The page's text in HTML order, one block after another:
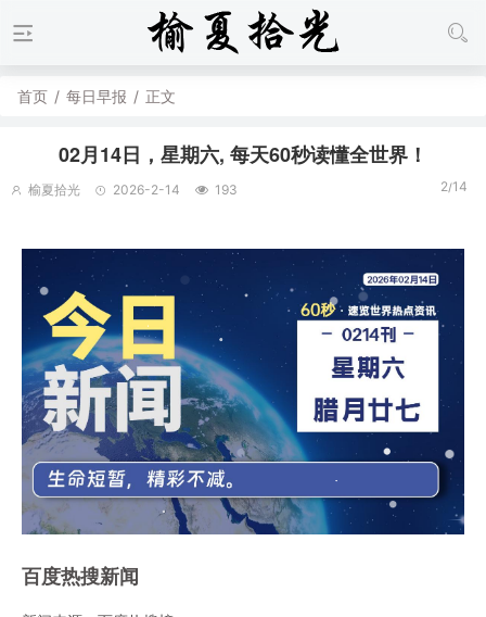
首页 / 每日早报 / 正文
02月14日，星期六, 每天60秒读懂全世界！
榆夏拾光 2026-2-14 193 2/14
百度热搜新闻